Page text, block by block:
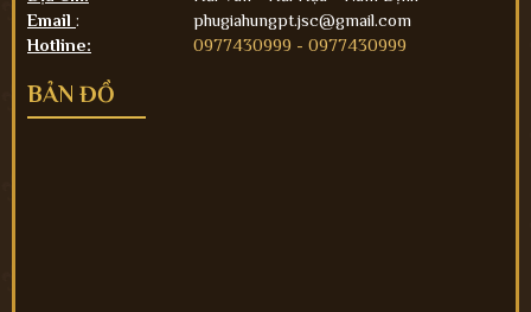
Email :
phugiahungpt.jsc@gmail.com
Hotline:
0977430999 - 0977430999
BẢN ĐỒ